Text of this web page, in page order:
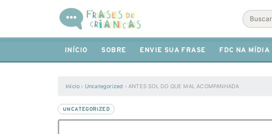
Buscar
INÍCIO SOBRE ENVIE SUA FRASE FDC NA MÍDIA
Início › Uncategorized ›ANTES SOL DO QUE MAL ACOMPANHADA
UNCATEGORIZED